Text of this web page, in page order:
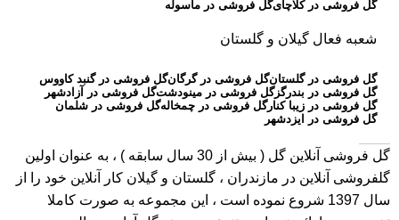
گل فروشی در کلاچایگل فروشی در ماسوله
شعبه فعال گیلان و گلستان
گل فروشی در گلستانگل فروشی در گرگانگل فروشی در گنبد کاووس
گل فروشی در بندرگزگل فروشی در مینودشتگل فروشی در آزادشهر
گل فروشی در زیبا کنارگل فروشی در چمخالهگل فروشی در شلمان
گل فروشی در ایزدشهر
گل فروشی آنلاین گل
( بیش از 30 سال سابقه ) ، به عنوان اولین
گلفروشی آنلاین در مازندران ، گلستان و گیلان کار آنلاین خود را از
سال 1397 شروع نموده است ، این مجموعه به صورت کاملا